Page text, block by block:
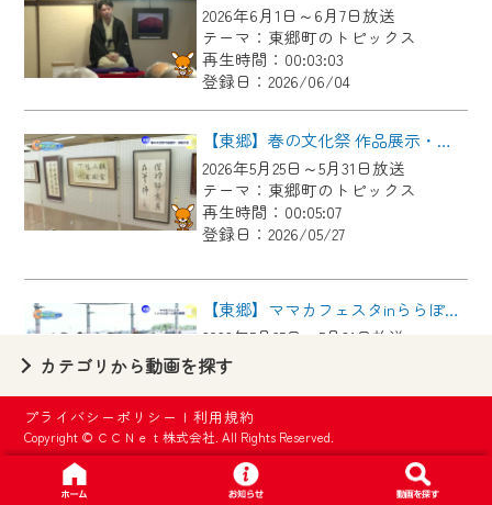
2026年6月1日～6月7日放送
テーマ：東郷町のトピックス
再生時間：00:03:03
登録日：2026/06/04
【東郷】春の文化祭 作品展示・芸能大会
2026年5月25日～5月31日放送
テーマ：東郷町のトピックス
再生時間：00:05:07
登録日：2026/05/27
【東郷】ママカフェスタinららぽーと愛知東郷
2026年5月25日～5月31日放送
テーマ：東郷町のトピックス
再生時間：00:02:44
登録日：2026/05/27
【東郷】名古屋城「諸輪の松」里帰り
2026年5月18日～5月24日放送
カテゴリから動画を探す
プライバシーポリシー |利用規約
Copyright © ＣＣＮｅｔ株式会社. All Rights Reserved.
【ご注意】
2024年9月24日からはご加入者様へのサー
ビス向上のため、
『CCNet Web TV』を利用いただくには、
一部コンテンツを除き、
CCNetサービスへの加入と『CCNetマイ
ページ※』へのログインが必要となりま
す。
いたします。
要となります。
※MyIDとは、CCNet Web TVを含むCCNetの
各種サービスをご利用頂くためのIDです。
IDはお客様が使っているメールアドレス
で設定できます。